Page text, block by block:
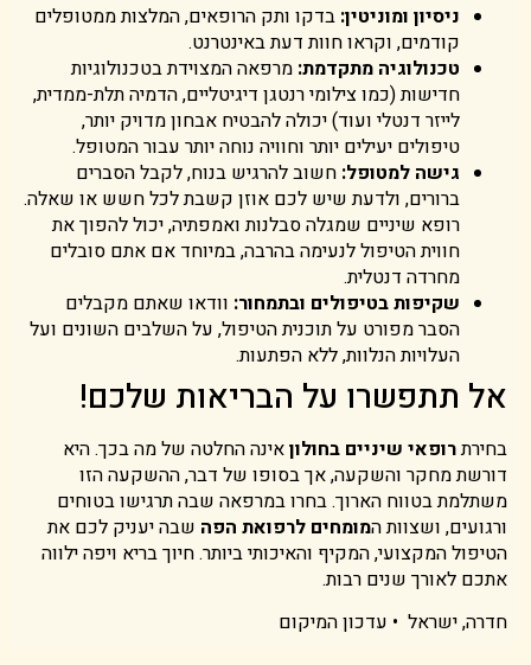
ניסיון ומוניטין: בדקו ותק הרופאים, המלצות ממטופלים
קודמים, וקראו חוות דעת באינטרנט.
טכנולוגיה מתקדמת: מרפאה המצוידת בטכנולוגיות
חדישות (כמו צילומי רנטגן דיגיטליים, הדמיה תלת-ממדית,
לייזר דנטלי ועוד) יכולה להבטיח אבחון מדויק יותר,
טיפולים יעילים יותר וחוויה נוחה יותר עבור המטופל.
גישה למטופל: חשוב להרגיש בנוח, לקבל הסברים
ברורים, ולדעת שיש לכם אוזן קשבת לכל חשש או שאלה.
רופא שיניים שמגלה סבלנות ואמפתיה, יכול להפוך את
חווית הטיפול לנעימה בהרבה, במיוחד אם אתם סובלים
מחרדה דנטלית.
שקיפות בטיפולים ובתמחור: וודאו שאתם מקבלים
הסבר מפורט על תוכנית הטיפול, על השלבים השונים ועל
העלויות הנלוות, ללא הפתעות.
אל תתפשרו על הבריאות שלכם!
בחירתרופאי שיניים בחולוןאינה החלטה של מה בכך. היא
דורשת מחקר והשקעה, אך בסופו של דבר, ההשקעה הזו
משתלמת בטווח הארוך. בחרו במרפאה שבה תרגישו בטוחים
ורגועים, ושצוות המומחים לרפואת הפה שבה יעניק לכם את
הטיפול המקצועי, המקיף והאיכותי ביותר. חיוך בריא ויפה ילווה
אתכם לאורך שנים רבות.
חדרה, ישראל • עדכון המיקום